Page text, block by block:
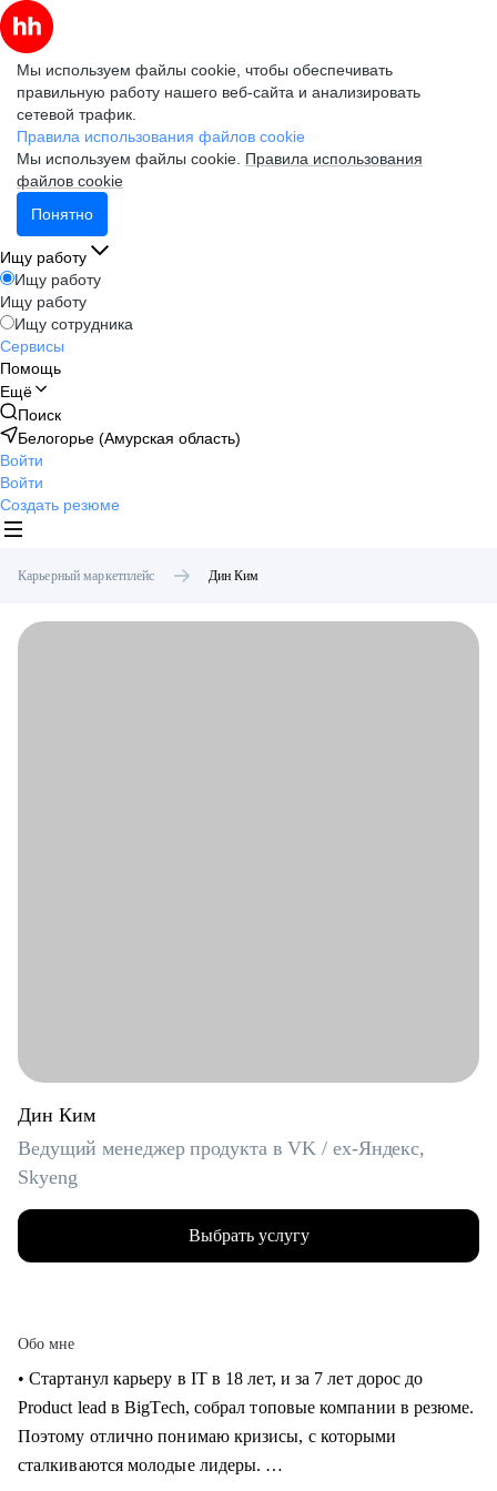
Мы используем файлы cookie, чтобы обеспечивать
правильную работу нашего веб-сайта и анализировать
сетевой трафик.
Правила использования файлов cookie
Мы используем файлы cookie. Правила использования
файлов cookie
Понятно
Ищу работу
Ищу работу
Ищу работу
Ищу сотрудника
Сервисы
Помощь
Ещё
Поиск
Белогорье (Амурская область)
Войти
Войти
Создать резюме
Карьерный маркетплейс Дин Ким
Дин Ким
Ведущий менеджер продукта в VK / ex-Яндекс,
Skyeng
Выбрать услугу
Обо мне
• Стартанул карьеру в IT в 18 лет, и за 7 лет дорос до
Product lead в BigTech, собрал топовые компании в резюме.
Поэтому отлично понимаю кризисы, с которыми
сталкиваются молодые лидеры.